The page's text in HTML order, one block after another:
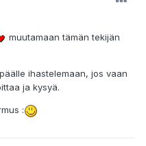
muutamaan tämän tekijän
ihastelemaan, jos vaan
ja kysyä.
: